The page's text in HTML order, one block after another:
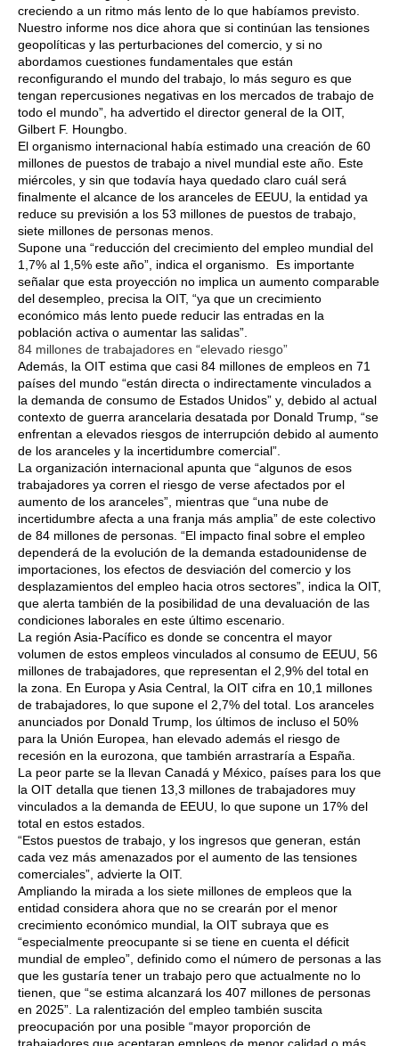
creciendo a un ritmo más lento de lo que habíamos previsto.
Nuestro informe nos dice ahora que si continúan las tensiones
geopolíticas y las perturbaciones del comercio, y si no
abordamos cuestiones fundamentales que están
reconfigurando el mundo del trabajo, lo más seguro es que
tengan repercusiones negativas en los mercados de trabajo de
todo el mundo”, ha advertido el director general de la OIT,
Gilbert F. Houngbo.
El organismo internacional había estimado una creación de 60
millones de puestos de trabajo a nivel mundial este año. Este
miércoles, y sin que todavía haya quedado claro cuál será
finalmente el alcance de los aranceles de EEUU, la entidad ya
reduce su previsión a los 53 millones de puestos de trabajo,
siete millones de personas menos.
Supone una “reducción del crecimiento del empleo mundial del
1,7% al 1,5% este año”, indica el organismo. Es importante
señalar que esta proyección no implica un aumento comparable
del desempleo, precisa la OIT, “ya que un crecimiento
económico más lento puede reducir las entradas en la
población activa o aumentar las salidas”.
84 millones de trabajadores en “elevado riesgo”
Además, la OIT estima que casi 84 millones de empleos en 71
países del mundo “están directa o indirectamente vinculados a
la demanda de consumo de Estados Unidos” y, debido al actual
contexto de guerra arancelaria desatada por Donald Trump, “se
enfrentan a elevados riesgos de interrupción debido al aumento
de los aranceles y la incertidumbre comercial”.
La organización internacional apunta que “algunos de esos
trabajadores ya corren el riesgo de verse afectados por el
aumento de los aranceles”, mientras que “una nube de
incertidumbre afecta a una franja más amplia” de este colectivo
de 84 millones de personas. “El impacto final sobre el empleo
dependerá de la evolución de la demanda estadounidense de
importaciones, los efectos de desviación del comercio y los
desplazamientos del empleo hacia otros sectores”, indica la OIT,
que alerta también de la posibilidad de una devaluación de las
condiciones laborales en este último escenario.
La región Asia-Pacífico es donde se concentra el mayor
volumen de estos empleos vinculados al consumo de EEUU, 56
millones de trabajadores, que representan el 2,9% del total en
la zona. En Europa y Asia Central, la OIT cifra en 10,1 millones
de trabajadores, lo que supone el 2,7% del total. Los aranceles
anunciados por Donald Trump, los últimos de incluso el 50%
para la Unión Europea, han elevado además el riesgo de
recesión en la eurozona, que también arrastraría a España.
La peor parte se la llevan Canadá y México, países para los que
la OIT detalla que tienen 13,3 millones de trabajadores muy
vinculados a la demanda de EEUU, lo que supone un 17% del
total en estos estados.
“Estos puestos de trabajo, y los ingresos que generan, están
cada vez más amenazados por el aumento de las tensiones
comerciales”, advierte la OIT.
Ampliando la mirada a los siete millones de empleos que la
entidad considera ahora que no se crearán por el menor
crecimiento económico mundial, la OIT subraya que es
“especialmente preocupante si se tiene en cuenta el déficit
mundial de empleo”, definido como el número de personas a las
que les gustaría tener un trabajo pero que actualmente no lo
tienen, que “se estima alcanzará los 407 millones de personas
en 2025”. La ralentización del empleo también suscita
preocupación por una posible “mayor proporción de